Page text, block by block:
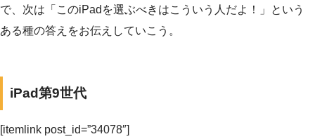
で、次は「このiPadを選ぶべきはこういう人だよ！」という
ある種の答えをお伝えしていこう。
iPad第9世代
[itemlink post_id=”34078″]